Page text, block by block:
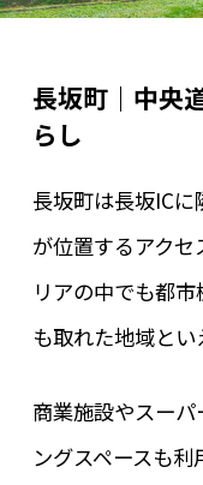
長坂町｜中央
らし
長坂町は長坂IC
が位置するアク
リアの中でも都
も取れた地域とい
商業施設やスー
ングスペースも